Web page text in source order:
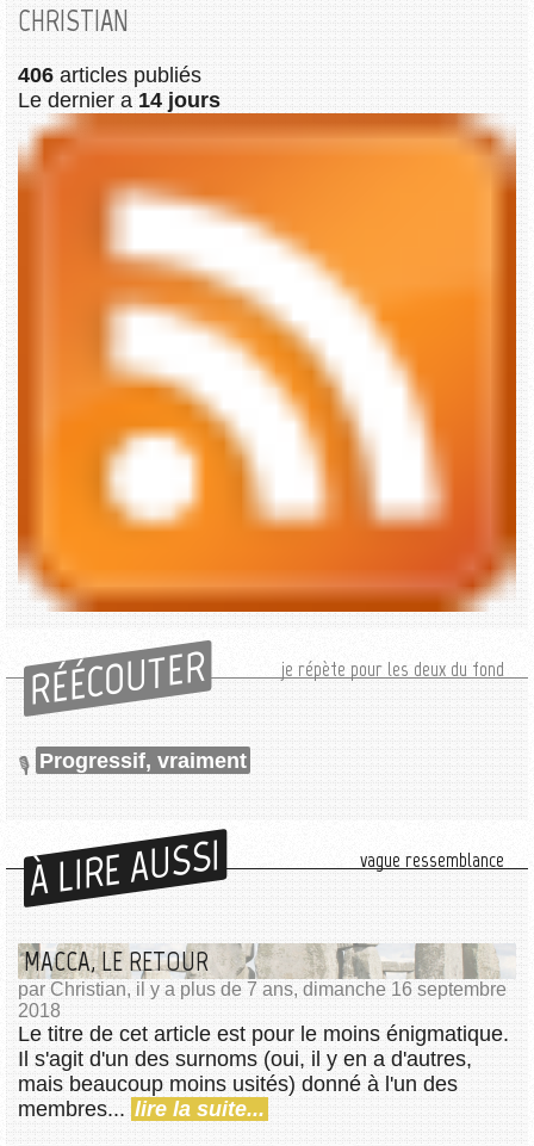
CHRISTIAN
406 articles publiés
Le dernier a 14 jours
RÉÉCOUTER je répète pour les deux du fond
Progressif, vraiment
À LIRE AUSSI vague ressemblance
MACCA, LE RETOUR
par Christian, il y a plus de 7 ans, dimanche 16 septembre
2018
Le titre de cet article est pour le moins énigmatique.
Il s'agit d'un des surnoms (oui, il y en a d'autres,
mais beaucoup moins usités) donné à l'un des
membres... lire la suite...